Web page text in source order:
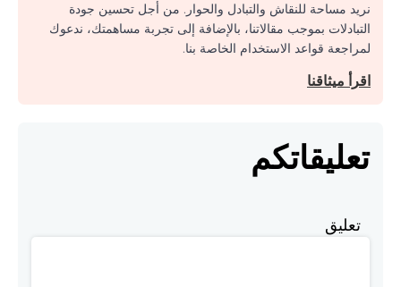
نريد مساحة للنقاش والتبادل والحوار. من أجل تحسين جودة
التبادلات بموجب مقالاتنا، بالإضافة إلى تجربة مساهمتك، ندعوك
لمراجعة قواعد الاستخدام الخاصة بنا.
اقرأ ميثاقنا
تعليقاتكم
تعليق